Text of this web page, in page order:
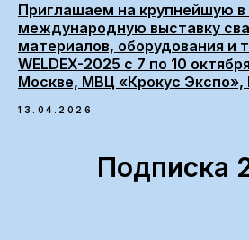
Приглашаем на крупнейшую в
международную выставку
материалов, оборудования и
WELDEX-2025 с 7 по 10
Москве, МВЦ «Крокус Экспо»,
13.04.2026
Подписка